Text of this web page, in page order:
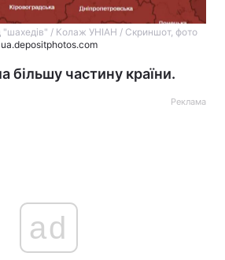
"шахедів" / Колаж УНІАН / Скриншот, фото
ua.depositphotos.com
більшу частину країни.
Реклама
ad